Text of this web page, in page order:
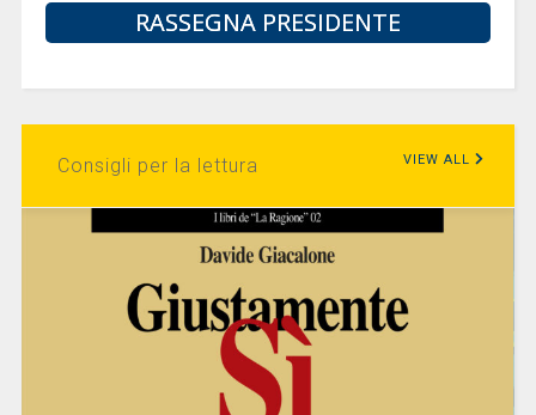
RASSEGNA PRESIDENTE
Consigli per la lettura VIEW ALL